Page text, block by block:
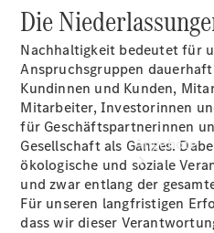
Angebote
Die
Nachhaltigkeit bedeutet für
Anspruchsgruppen
Kundinnen und Kunden,
Mitarbeiter, Investorinnen
für Geschäftspartnerinnen
Gesellschaft als Ganzes.
ökologische und soziale
und zwar entlang der
Für unseren langfristigen
dass wir dieser